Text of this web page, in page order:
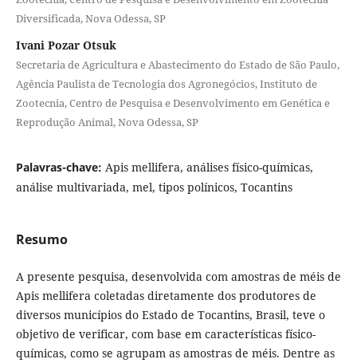
Diversificada, Nova Odessa, SP
Ivani Pozar Otsuk
Secretaria de Agricultura e Abastecimento do Estado de São Paulo,
Agência Paulista de Tecnologia dos Agronegócios, Instituto de
Zootecnia, Centro de Pesquisa e Desenvolvimento em Genética e
Reprodução Animal, Nova Odessa, SP
Palavras-chave: Apis mellifera, análises físico-químicas,
análise multivariada, mel, tipos polínicos, Tocantins
Resumo
A presente pesquisa, desenvolvida com amostras de méis de
Apis mellifera coletadas diretamente dos produtores de
diversos municípios do Estado de Tocantins, Brasil, teve o
objetivo de verificar, com base em características físico-
químicas, como se agrupam as amostras de méis. Dentre as